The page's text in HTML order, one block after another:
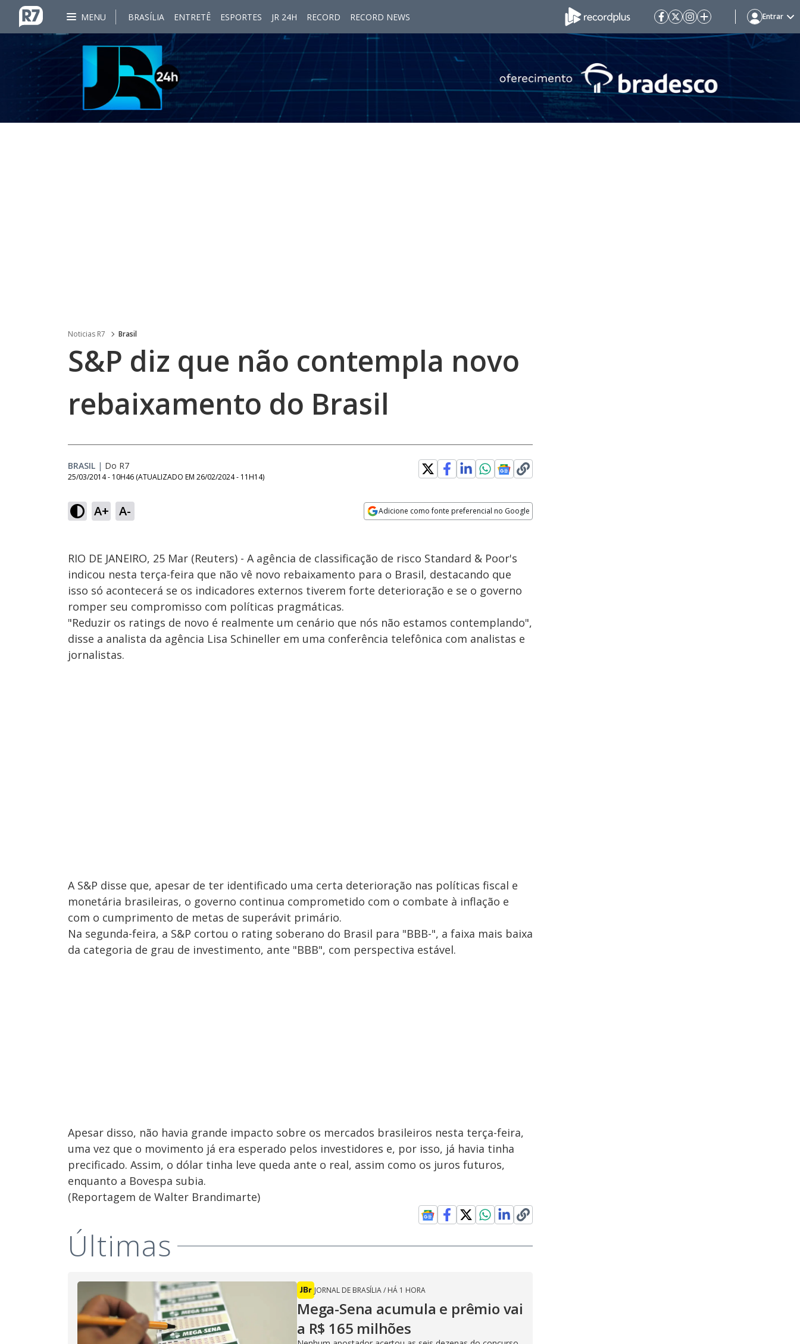
MENU BRASÍLIA ENTRETÊ ESPORTES JR 24H RECORD RECORD NEWS Entrar
Noticias R7 Brasil
S&P diz que não contempla novo
rebaixamento do Brasil
BRASIL | Do R7
25/03/2014 - 10H46 (ATUALIZADO EM 26/02/2024 - 11H14)
A+ A- Adicione como fonte preferencial no Google
RIO DE JANEIRO, 25 Mar (Reuters) - A agência de classificação de risco Standard & Poor's
indicou nesta terça-feira que não vê novo rebaixamento para o Brasil, destacando que
isso só acontecerá se os indicadores externos tiverem forte deterioração e se o governo
romper seu compromisso com políticas pragmáticas.
"Reduzir os ratings de novo é realmente um cenário que nós não estamos contemplando",
disse a analista da agência Lisa Schineller em uma conferência telefônica com analistas e
jornalistas.
A S&P disse que, apesar de ter identificado uma certa deterioração nas políticas fiscal e
monetária brasileiras, o governo continua comprometido com o combate à inflação e
com o cumprimento de metas de superávit primário.
Na segunda-feira, a S&P cortou o rating soberano do Brasil para "BBB-", a faixa mais baixa
da categoria de grau de investimento, ante "BBB", com perspectiva estável.
Apesar disso, não havia grande impacto sobre os mercados brasileiros nesta terça-feira,
uma vez que o movimento já era esperado pelos investidores e, por isso, já havia tinha
precificado. Assim, o dólar tinha leve queda ante o real, assim como os juros futuros,
enquanto a Bovespa subia.
(Reportagem de Walter Brandimarte)
Últimas
JORNAL DE BRASÍLIA/ HÁ 1 HORA
Mega-Sena acumula e prêmio vai
a R$ 165 milhões